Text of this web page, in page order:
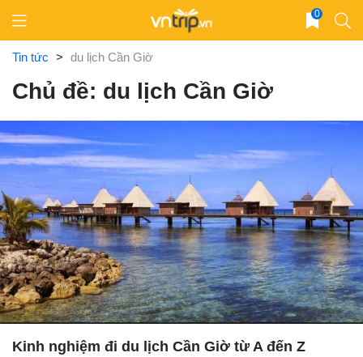
content
0
Tin tức > du lịch Cần Giờ
Chủ đề: du lịch Cần Giờ
Kinh nghiệm đi du lịch Cần Giờ từ A đến Z